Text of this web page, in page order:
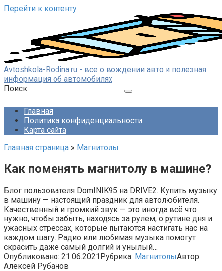
Перейти к контенту
Avtoshkola-Rodina.ru - все о вождении авто и полезная
информация об автомобилях
Поиск:
Главная
Политика конфиденциальности
Карта сайта
Главная страница » Магнитолы
Как поменять магнитолу в машине?
Блог пользователя DomINIK95 на DRIVE2. Купить музыку
в машину — настоящий праздник для автолюбителя.
Качественный и громкий звук — это иногда всё что
нужно, чтобы забыть, находясь за рулём, о рутине дня и
ужасных стрессах, которые пытаются настигать нас на
каждом шагу. Радио или любимая музыка помогут
скрасить даже самый долгий и унылый…
Опубликовано: 21.06.2021Рубрика: МагнитолыАвтор:
Алексей Рубанов